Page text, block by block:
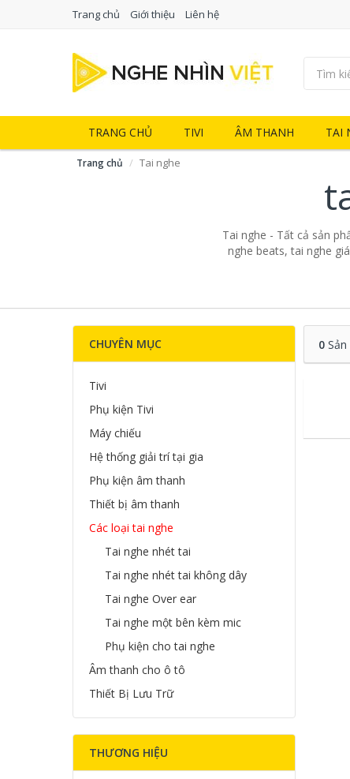
Trang chủ Giới thiệu Liên hệ
TRANG CHỦ TIVI ÂM THANH TAI
Trang chủ Tai nghe
Tai nghe - Tất cả sản
nghe beats, tai nghe
CHUYÊN MỤC
Tivi
Phụ kiện Tivi
Máy chiếu
Hệ thống giải trí tại gia
Phụ kiện âm thanh
Thiết bị âm thanh
Các loại tai nghe
Tai nghe nhét tai
Tai nghe nhét tai không dây
Tai nghe Over ear
Tai nghe một bên kèm mic
Phụ kiện cho tai nghe
Âm thanh cho ô tô
Thiết Bị Lưu Trữ
THƯƠNG HIỆU
0Sản